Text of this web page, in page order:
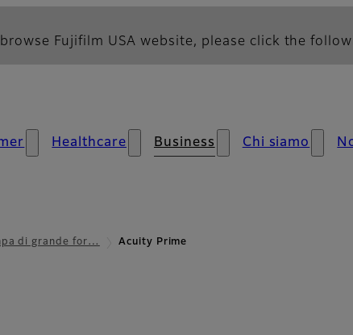
Fujifilm USA website, please click the
Healthcare Business Chi siamo
di grande for… Acuity Prime